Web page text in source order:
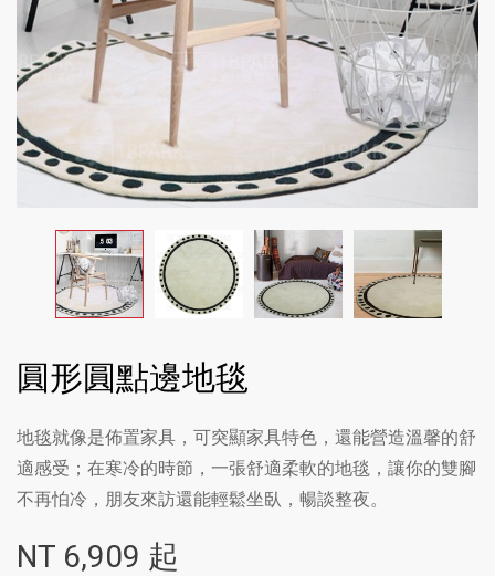
圓形圓點邊地毯
地毯就像是佈置家具，可突顯家具特色，還能營造溫馨的舒
適感受；在寒冷的時節，一張舒適柔軟的地毯，讓你的雙腳
不再怕冷，朋友來訪還能輕鬆坐臥，暢談整夜。
NT 6,909 起